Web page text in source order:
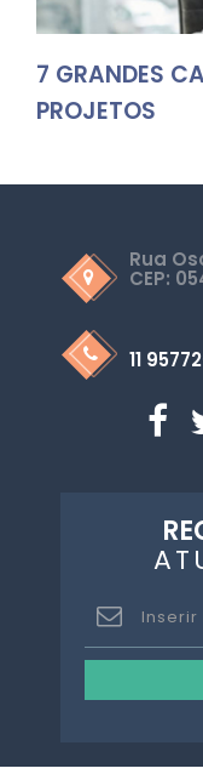
7 GRANDES
PROJETOS
Rua
CEP:
11